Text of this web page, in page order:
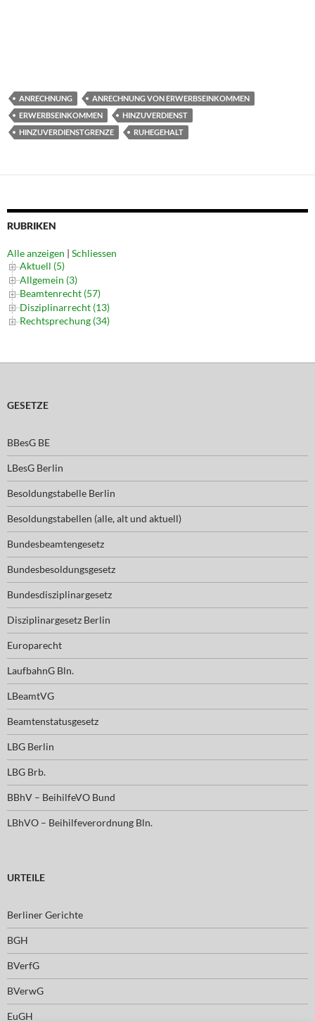
ANRECHNUNG
ANRECHNUNG VON ERWERBSEINKOMMEN
ERWERBSEINKOMMEN
HINZUVERDIENST
HINZUVERDIENSTGRENZE
RUHEGEHALT
RUBRIKEN
Alle anzeigen | Schliessen
Aktuell (5)
Allgemein (3)
Beamtenrecht (57)
Disziplinarrecht (13)
Rechtsprechung (34)
GESETZE
BBesG BE
LBesG Berlin
Besoldungstabelle Berlin
Besoldungstabellen (alle, alt und aktuell)
Bundesbeamtengesetz
Bundesbesoldungsgesetz
Bundesdisziplinargesetz
Disziplinargesetz Berlin
Europarecht
LaufbahnG Bln.
LBeamtVG
Beamtenstatusgesetz
LBG Berlin
LBG Brb.
BBhV – BeihilfeVO Bund
LBhVO – Beihilfeverordnung Bln.
URTEILE
Berliner Gerichte
BGH
BVerfG
BVerwG
EuGH